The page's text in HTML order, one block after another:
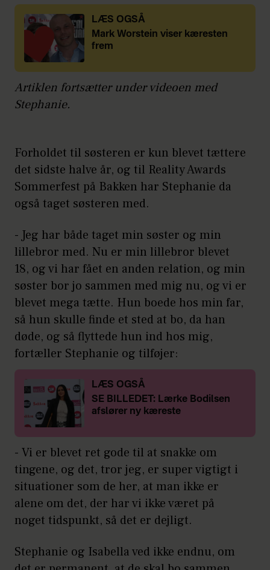
LÆS OGSÅ
Mark Worstein viser kæresten
frem
Artiklen fortsætter under videoen med
Stephanie.
Forholdet til søsteren er kun blevet tættere
det sidste halve år, og til Reality Awards
Sommerfest på Bakken har Stephanie da
også taget søsteren med.
- Jeg har både taget min søster og min
lillebror med. Nu er min lillebror blevet
18, og vi har fået en anden relation, og min
søster bor jo sammen med mig nu, og vi er
blevet mega tætte. Hun boede hos min far,
så hun skulle finde et sted at bo, da han
døde, og så flyttede hun ind hos mig,
fortæller Stephanie og tilføjer:
LÆS OGSÅ
SE BILLEDET: Lærke Bodilsen
afslører ny kæreste
- Vi er blevet ret gode til at snakke om
tingene, og det, tror jeg, er super vigtigt i
situationer som de her, at man ikke er
alene om det, der har vi ikke været på
noget tidspunkt, så det er dejligt.
Stephanie og Isabella ved ikke endnu, om